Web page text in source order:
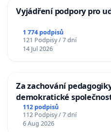
Vyjádření podpory pro
1 774 podpisů
121 Podpisy / 7 dní
14 Jul 2026
Za zachování
demokratické
112 podpisů
112 Podpisy / 7 dní
6 Aug 2026